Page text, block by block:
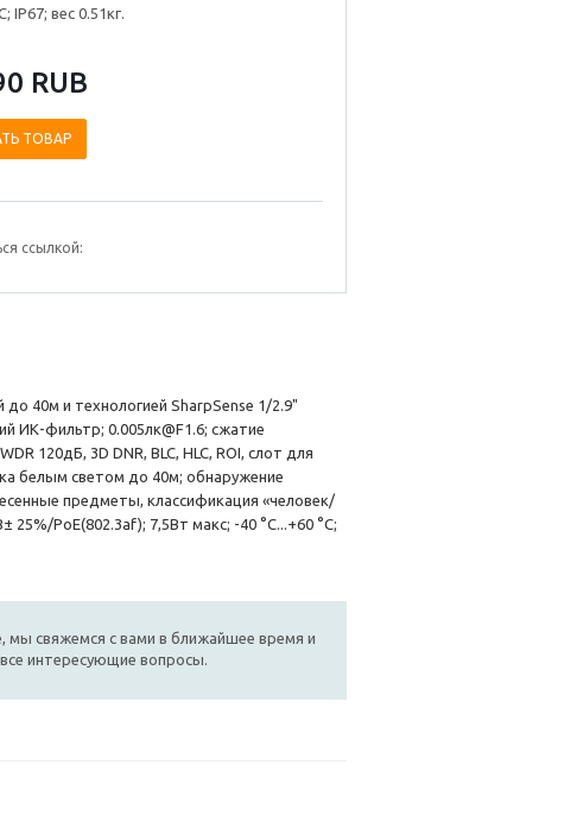
IP67; вес 0.51кг.
RUB
ТОВАР
ссылкой:
40м и технологией SharpSense 1/2.9"
ИК-фильтр; 0.005лк@F1.6; сжатие
120дБ, 3D DNR, BLC, HLC, ROI, слот для
белым светом до 40м; обнаружение
предметы, классификация «человек/
PoE(802.3af); 7,5Вт макс; -40 °C...+60 °C;
мы свяжемся с вами в ближайшее время и
интересующие вопросы.